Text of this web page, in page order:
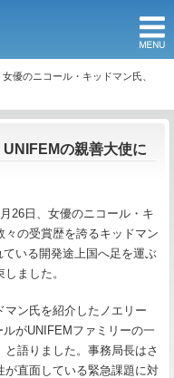
女優のニコール・キッドマン氏、
の親善大使に
26日、女優のニコール・キ
々の受賞歴を誇るキッドマン
いる開発途上国へ足を運ぶ
ました。
ン氏を紹介したノエリー
がUNIFEMファミリーの一
語りました。事務局長はさ
が直面している緊急課題に対